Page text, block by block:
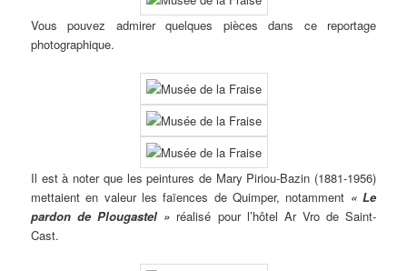
Vous pouvez admirer quelques pièces dans ce reportage
photographique.
Il est à noter que les peintures de Mary Piriou-Bazin (1881-1956)
mettaient en valeur les faïences de Quimper, notamment « Le
pardon de Plougastel » réalisé pour l’hôtel Ar Vro de Saint-
Cast.